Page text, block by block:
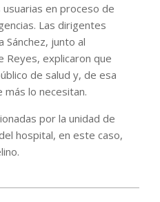
en proceso de
Las dirigentes
Sánchez, junto al
Reyes, explicaron que
de salud y, de esa
más lo necesitan.
por la unidad de
hospital, en este caso,